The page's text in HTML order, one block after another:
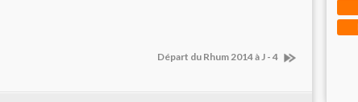
Départ du Rhum 2014 à J - 4